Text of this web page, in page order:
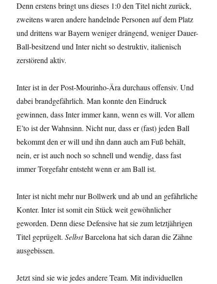
Denn erstens bringt uns dieses 1:0 den Titel nicht zurück,
zweitens waren andere handelnde Personen auf dem Platz
und drittens war Bayern weniger drängend, weniger Dauer-
Ball-besitzend und Inter nicht so destruktiv, italienisch
zerstörend aktiv.
Inter ist in der Post-Mourinho-Ära durchaus offensiv. Und
dabei brandgefährlich. Man konnte den Eindruck
gewinnen, dass Inter immer kann, wenn es will. Vor allem
E’to ist der Wahnsinn. Nicht nur, dass er (fast) jeden Ball
bekommt den er will und ihn dann auch am Fuß behält,
nein, er ist auch noch so schnell und wendig, dass fast
immer Torgefahr entsteht wenn er am Ball ist.
Inter ist nicht mehr nur Bollwerk und ab und an gefährliche
Konter. Inter ist somit ein Stück weit gewöhnlicher
geworden. Denn diese Defensive hat sie zum letztjährigen
Titel geprügelt.SelbstBarcelona hat sich daran die Zähne
ausgebissen.
Jetzt sind sie wie jedes andere Team. Mit individuellen